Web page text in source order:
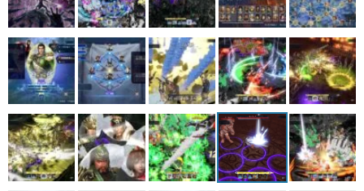
アプリレビュー
その他
電ファミニコゲーマーとは？
運営：株式会社マレ